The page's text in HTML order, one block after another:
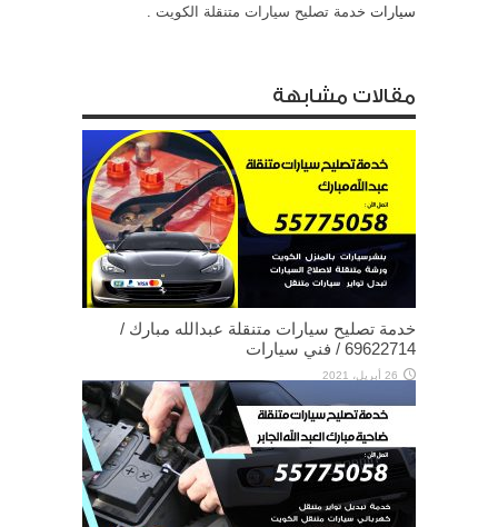
سيارات خدمة تصليح سيارات متنقلة الكويت
مقالات مشابهة
خدمة تصليح سيارات متنقلة عبدالله مبارك /
69622714‬ / فني سيارات
26 أبريل، 2021